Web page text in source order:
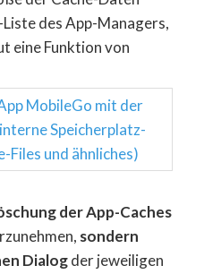
des App-Managers,
eine Funktion von
der App-Caches
sondern
Dialogder jeweiligen